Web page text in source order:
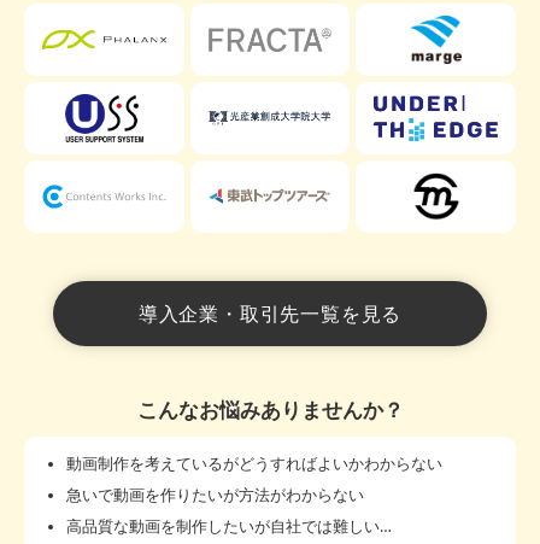
導入企業・取引先一覧を見る
こんなお悩みありませんか？
動画制作を考えているがどうすればよいかわからない
急いで動画を作りたいが方法がわからない
高品質な動画を制作したいが自社では難しい…